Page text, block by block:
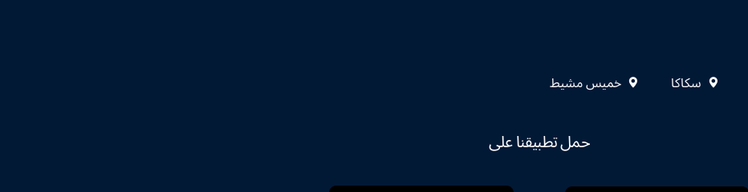
سكاكا خميس مشيط
حمل تطبيقنا على